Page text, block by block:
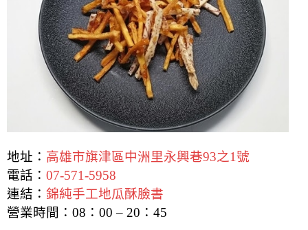
地址： 高雄市旗津區中洲里永興巷93之1號
電話： 07-571-5958
連結： 錦純手工地瓜酥臉書
營業時間： 08：00 – 20：45